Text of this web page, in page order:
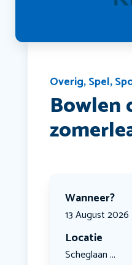
Overig,Spel,
Bowlen
Wanneer?
13 August 2026
Locatie
Scheglaan ...